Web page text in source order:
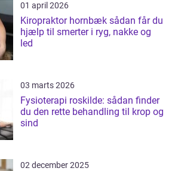
01 april 2026
Kiropraktor hornbæk sådan får du
hjælp til smerter i ryg, nakke og
led
03 marts 2026
Fysioterapi roskilde: sådan finder
du den rette behandling til krop og
sind
02 december 2025